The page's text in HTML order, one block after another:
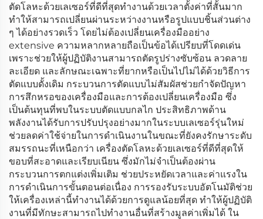
ตัดโลหะด้วยเลเซอร์ที่ดีที่สุดทำงานด้วยเวลาตั้งค่าที่สั้นมาก
ทำให้สามารถเปลี่ยนผ่านระหว่างงานหรือรูปแบบชิ้นส่วนต่าง
ๆ ได้อย่างรวดเร็ว โดยไม่ต้องเปลี่ยนเครื่องมืออย่าง
extensive ความหลากหลายถือเป็นข้อได้เปรียบที่โดดเด่น
เพราะช่วยให้ผู้ปฏิบัติงานสามารถตัดรูปร่างซับซ้อน ลวดลาย
ละเอียด และลักษณะเฉพาะที่ยากหรือเป็นไปไม่ได้ด้วยวิธีการ
ตัดแบบดั้งเดิม กระบวนการตัดแบบไม่สัมผัสช่วยกำจัดปัญหา
การสึกหรอของเครื่องมือและการต้องเปลี่ยนเครื่องมือ ซึ่ง
เป็นต้นทุนที่พบในระบบตัดแบบกลไก ประสิทธิภาพด้าน
พลังงานได้รับการปรับปรุงอย่างมากในระบบเลเซอร์รุ่นใหม่
ช่วยลดค่าใช้จ่ายในการดำเนินงานในขณะที่ยังคงรักษาระดับ
สมรรถนะที่เหนือกว่า เครื่องตัดโลหะด้วยเลเซอร์ที่ดีที่สุดให้
ขอบที่สะอาดและเรียบเนียน ซึ่งมักไม่จำเป็นต้องผ่าน
กระบวนการตกแต่งเพิ่มเติม ช่วยประหยัดเวลาและค่าแรงใน
การดำเนินการขั้นตอนต่อเนื่อง การรองรับระบบอัตโนมัติช่วย
ให้เครื่องเหล่านี้ทำงานได้ด้วยการดูแลน้อยที่สุด ทำให้ผู้ปฏิบัติ
งานที่มีทักษะสามารถไปทำงานอื่นที่สร้างมูลค่าเพิ่มได้ ใน